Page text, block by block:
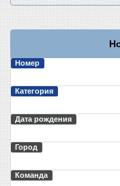
Номер
Категория
Дата рождения
Город
Команда